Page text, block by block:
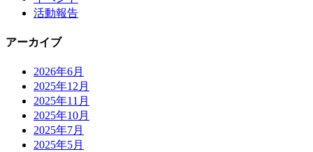
活動報告
アーカイブ
2026年6月
2025年12月
2025年11月
2025年10月
2025年7月
2025年5月